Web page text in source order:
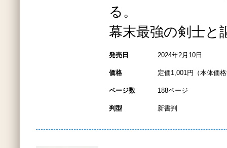
る。
幕末最強の剣士
発売日 2024年2月10日
価格 定価1,001円（本体価
ページ数 188ページ
判型 新書判